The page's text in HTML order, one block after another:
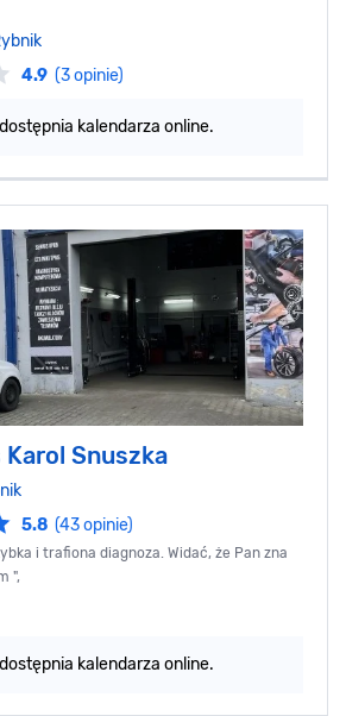
4.9 (3 opinie)
kalendarza online.
Snuszka
5.8 (43 opinie)
i trafiona diagnoza. Widać, że Pan zna
",
kalendarza online.